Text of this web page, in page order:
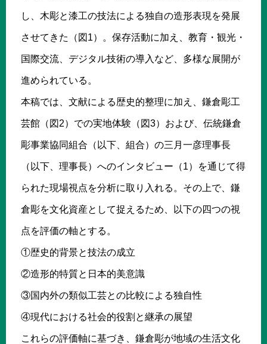
し、木彫と漆工の技法による独自の造形表現を発展
させてきた（図1）。保存活動に加え、教育・観光・
国際交流、デジタル技術の導入など、多様な展開が
進められている。
本稿では、文献による歴史的整理に加え、鎌倉彫工
芸館（図2）での実地体験（図3）および、伝統鎌倉
彫事業協同組合（以下、組合）の三月一彦理事長
（以下、理事長）へのインタビュー（1）を通じて得
られた現場視点を分析に取り入れる。その上で、鎌
倉彫を文化資産として捉えるため、以下の四つの視
点を評価の軸とする。
①歴史的背景と技法の成立
②造形的特質と日本的美意識
③国内外の類似工芸との比較による独自性
④現代における社会的役割と継承の展望
これらの評価軸に基づき、鎌倉彫が地域の生活文化